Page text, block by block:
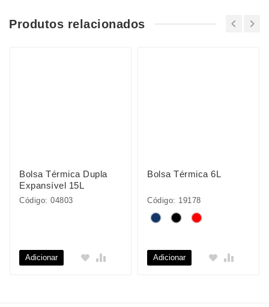
Produtos relacionados
Bolsa Térmica Dupla
Expansível 15L
Código: 04803
Adicionar
Bolsa Térmica 6L
Código: 19178
Adicionar